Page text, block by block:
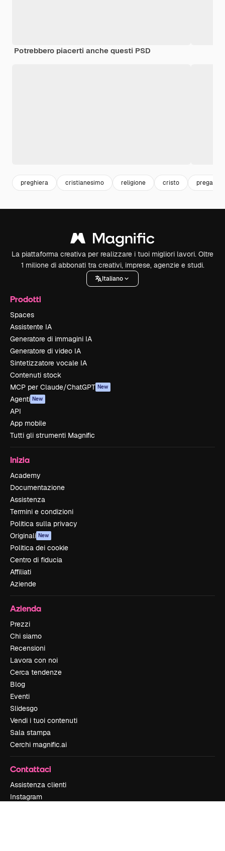
Potrebbero piacerti anche questi PSD
preghiera cristianesimo religione cristo pregare
La piattaforma creativa per realizzare i tuoi migliori lavori. Oltre
1 milione di abbonati tra creativi, imprese, agenzie e studi.
Italiano
Prodotti
Spaces
Assistente IA
Generatore di immagini IA
Generatore di video IA
Sintetizzatore vocale IA
Contenuti stock
MCP per Claude/ChatGPT New
Agenti New
API
App mobile
Tutti gli strumenti Magnific
Inizia
Academy
Documentazione
Assistenza
Termini e condizioni
Politica sulla privacy
Originali New
Politica dei cookie
Centro di fiducia
Affiliati
Aziende
Azienda
Prezzi
Chi siamo
Recensioni
Lavora con noi
Cerca tendenze
Blog
Eventi
Slidesgo
Vendi i tuoi contenuti
Sala stampa
Cerchi magnific.ai
Contattaci
Assistenza clienti
Instagram